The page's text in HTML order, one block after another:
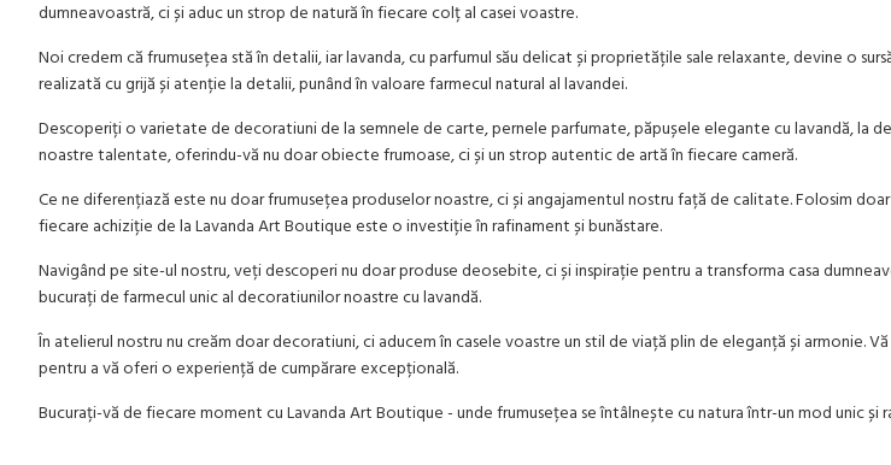
dumneavoastră, ci și aduc un strop de natură în fiecare colț al casei voastre.
Noi credem că frumusețea stă în detalii, iar lavanda, cu parfumul său delicat și proprietățile sale relaxante, devine o
realizată cu grijă și atenție la detalii, punând în valoare farmecul natural al lavandei.
Descoperiți o varietate de decoratiuni de la semnele de carte, pernele parfumate, păpușele elegante cu lavandă, la
noastre talentate, oferindu-vă nu doar obiecte frumoase, ci și un strop autentic de artă în fiecare cameră.
Ce ne diferențiază este nu doar frumusețea produselor noastre, ci și angajamentul nostru față de calitate. Folosim
fiecare achiziție de la Lavanda Art Boutique este o investiție în rafinament și bunăstare.
Navigând pe site-ul nostru, veți descoperi nu doar produse deosebite, ci și inspirație pentru a transforma casa
bucurați de farmecul unic al decoratiunilor noastre cu lavandă.
În atelierul nostru nu creăm doar decoratiuni, ci aducem în casele voastre un stil de viață plin de eleganță și armonie.
pentru a vă oferi o experiență de cumpărare excepțională.
Bucurați-vă de fiecare moment cu Lavanda Art Boutique - unde frumusețea se întâlnește cu natura într-un mod unic și